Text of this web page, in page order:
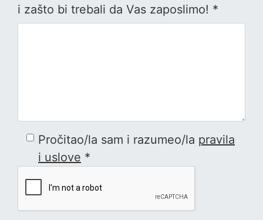
i zašto bi trebali da Vas zaposlimo! *
Pročitao/la sam i razumeo/la pravila
i uslove *